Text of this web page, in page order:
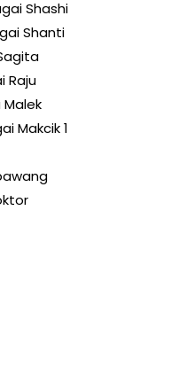
Shashi
Shanti
Raju
Makcik 1